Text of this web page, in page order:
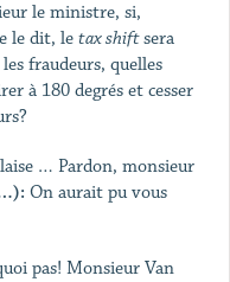
le ministre, si,
le dit, le tax shiftsera
fraudeurs, quelles
à 180 degrés et cesser
… Pardon, monsieur
On aurait pu vous
pas! Monsieur Van